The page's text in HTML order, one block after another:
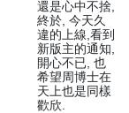
還是心中不捨,
終於, 今天久
違的上線,看到
新版主的通知,
開心不已, 也
希望周博士在
天上也是同樣
歡欣.